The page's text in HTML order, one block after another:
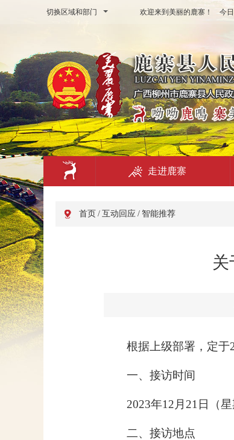
切换区域和部门 欢迎来到美丽的鹿寨！ 今日
走进鹿寨
首页 / 互动回应 / 智能推荐
关
根据上级部署，定
一、接访时间
2023年12月21日 （
二、接访地点